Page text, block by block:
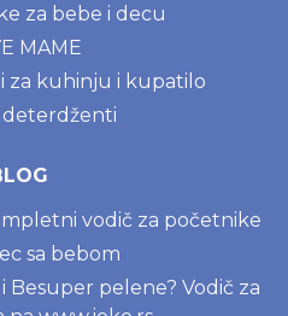
za bebe i decu
MAME
za kuhinju i kupatilo
deterdženti
vodič za početnike
sa bebom
Besuper pelene? Vodič za